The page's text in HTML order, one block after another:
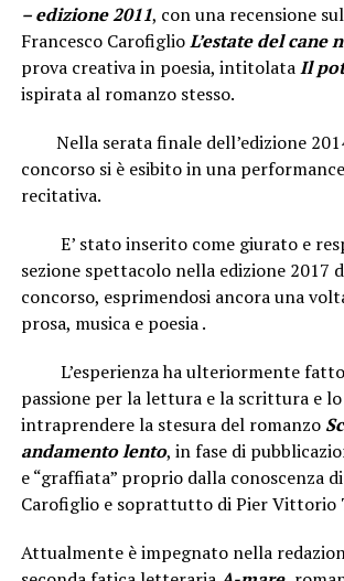
– edizione 2011, con una recensione
Francesco CarofiglioL’estate del cane
prova creativa in poesia, intitolataIl
ispirata al romanzo stesso.
Nella serata finale dell’edizione
concorso si è esibito in una
recitativa.
E’ stato inserito come giurato e
sezione spettacolo nella edizione 2017
concorso, esprimendosi ancora una
prosa, musica e poesia .
L’esperienza ha ulteriormente fatto
passione per la lettura e la scrittura e
intraprendere la stesura del romanzo
andamento lento, in fase di
e “graffiata” proprio dalla conoscenza
Carofiglio e soprattutto di Pier Vittorio
Attualmente è impegnato nella